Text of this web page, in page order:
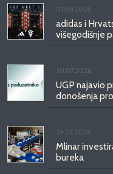
01.08.2026.
adidas i
višegodišnje
30.07.2026.
UGP najavio
donošenja
29.07.2026.
Mlinar
bureka